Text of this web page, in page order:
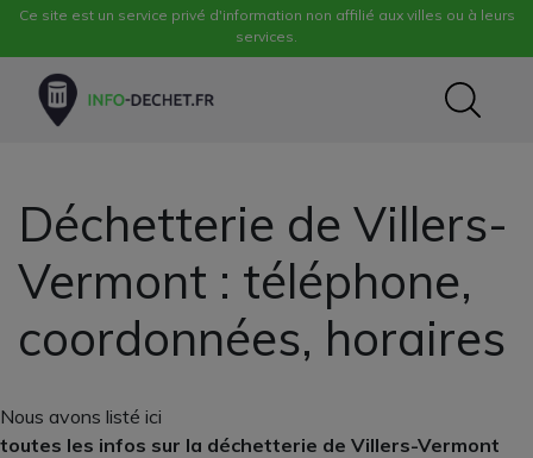
Ce site est un service privé d'information non affilié aux villes ou à leurs
services.
Déchetterie de Villers-
Vermont : téléphone,
coordonnées, horaires
Nous avons listé ici
toutes les infos sur la déchetterie de Villers-Vermont